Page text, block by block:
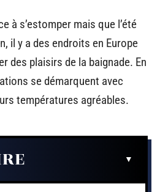
à s’estomper mais que l’été
il y a des endroits en Europe
des plaisirs de la baignade. En
se démarquent avec
températures agréables.